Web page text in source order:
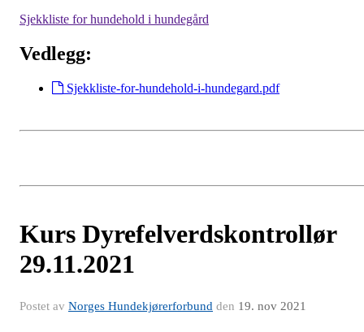
Sjekkliste for hundehold i hundegård
Vedlegg:
Sjekkliste-for-hundehold-i-hundegard.pdf
Kurs Dyrefelverdskontrollør
29.11.2021
Postet av Norges Hundekjørerforbund den 19. nov 2021